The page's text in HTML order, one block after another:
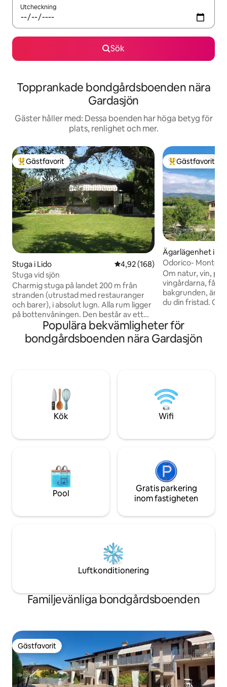
Utcheckning
Sök
Topprankade bondgårdsboenden nära
Gardasjön
Gäster håller med: Dessa boenden har höga betyg för
plats, renlighet och mer.
Populär gästfavorit
Gästfavorit
Stuga i Lido 4,92 av 5 i genomsnittligt
4,92 (168)
Stuga vid sjön
Charmig stuga på landet 200 m från
stranden (utrustad med restauranger
och barer), i absolut lugn. Alla rum ligger
på bottenvåningen. Den består av ett
sovrum med dubbelsäng, ett badrum
med badkar och dusch, ett kök-
vardagsrum med ett bord för 6
bageri, stormarknad, bar, tidningar och
tobak, pizzerior och restauranger,
slaktare och apotek). Härifrån är bussen
till Salò, Desenzano och Brescia. TV:
och tyska kanaler finns.
Populär
Gästfavorit
Ägarlägenhet i
Odorico- Monte
Om natur, vin,
vingårdarna,
bakgrunden, är vad du gillar, då hittade
du din fristad. Corte Odorico består av 2
en liten vingård.
utformades för
som en del av
Valpolicella
verkligen få
Populära bekvämligheter för
bondgårdsboenden nära Gardasjön
Kök Wifi
Pool
Gratis parkering
inom fastigheten
Luftkonditionering
Familjevänliga bondgårdsboenden
Gästfavorit
Gästfavorit